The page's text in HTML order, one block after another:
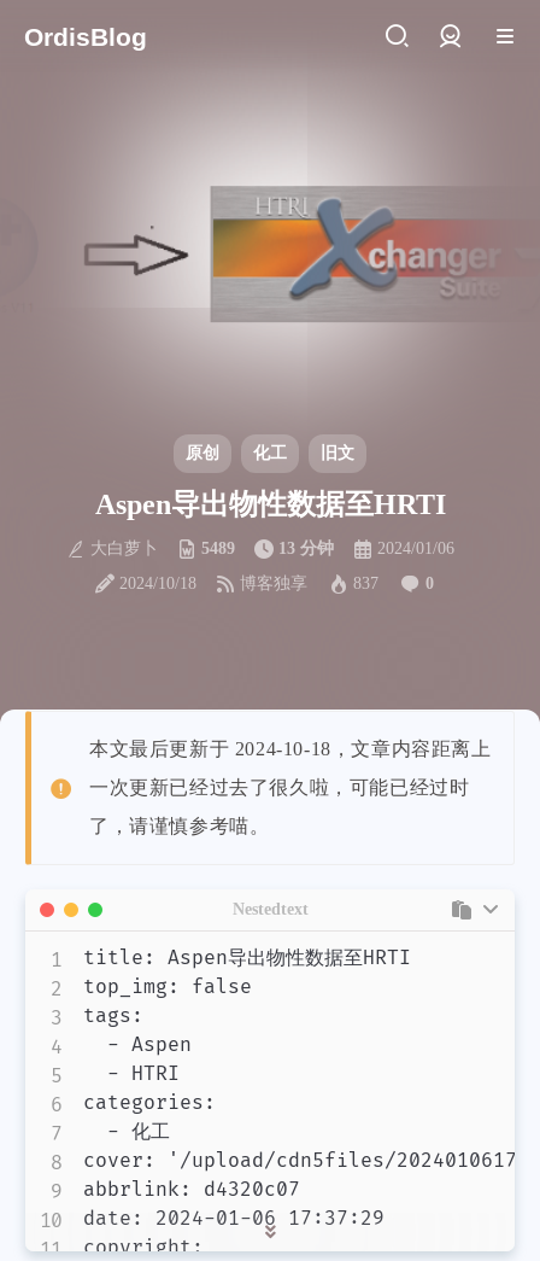
OrdisBlog
原创 化工 旧文
Aspen导出物性数据至HRTI
大白萝卜 5489 13 分钟
2024/01/06
2024/10/18
博客独享 837 0
本文最后更新于 2024-10-18，文章内容距离上
一次更新已经过去了很久啦，可能已经过时
了，请谨慎参考喵。
title: Aspen导出物性数据至HRTI
top_img: false
tags:
  - Aspen
  - HTRI
categories:
  - 化工
cover: '/upload/cdn5files/
abbrlink: d4320c07
date: 2024-01-06 17:37:29
copyright:
Nestedtext